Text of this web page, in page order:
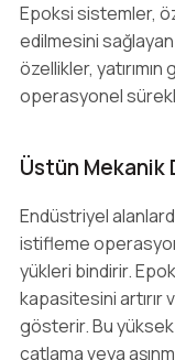
Epoksi sistemler,
edilmesini
özellikler,
operasyonel
Üstün Mekanik
Endüstriyel
istifleme
yükleri bindirir.
kapasitesini artırır
gösterir. Bu
çatlama veya